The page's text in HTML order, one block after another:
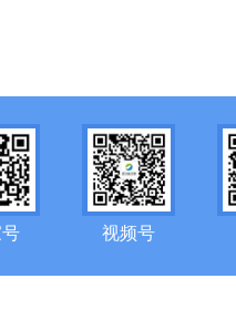
视频号